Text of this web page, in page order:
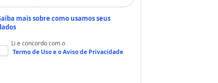
mais sobre como usamos seus
Li e concordo com o
Termo de Usoe oAviso de Privacidade